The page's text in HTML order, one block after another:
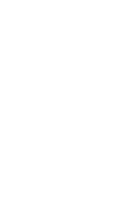
のではありません。
荷製品に未対応品が
2022年1月12日よ